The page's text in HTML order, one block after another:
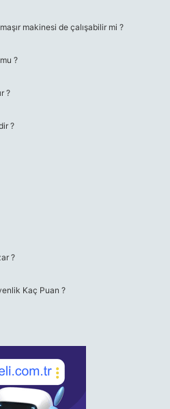
makinesi de çalışabilir mi ?
?
?
?
?
Kaç Puan ?